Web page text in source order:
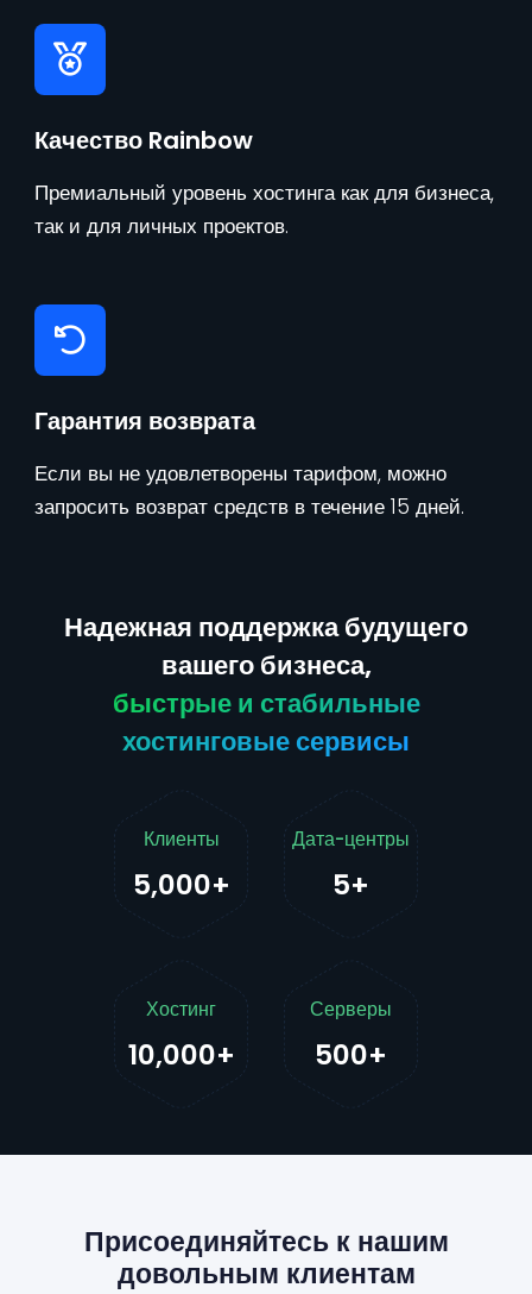
Качество Rainbow
Премиальный уровень хостинга как для бизнеса,
так и для личных проектов.
Гарантия возврата
Если вы не удовлетворены тарифом, можно
запросить возврат средств в течение 15 дней.
Надежная поддержка будущего
вашего бизнеса,
быстрые и стабильные
хостинговые сервисы
Клиенты
5,000+
Дата-центры
5+
Хостинг
10,000+
Серверы
500+
Присоединяйтесь к нашим
довольным клиентам